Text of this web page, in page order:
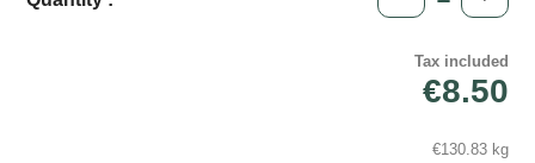
Tax included
€8.50
€130.83 kg